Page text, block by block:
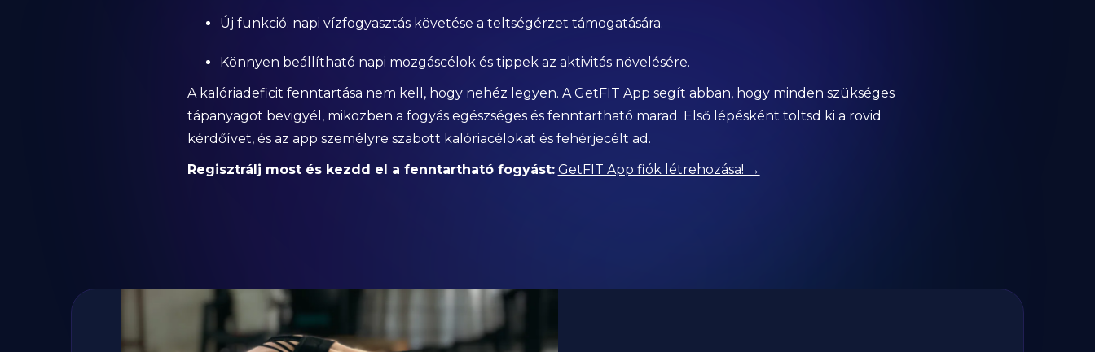
Új funkció: napi vízfogyasztás követése a teltségérzet támogatására.
Könnyen beállítható napi mozgáscélok és tippek az aktivitás növelésére.
A kalóriadeficit fenntartása nem kell, hogy nehéz legyen. A GetFIT App segít abban, hogy minden szükséges
tápanyagot bevigyél, miközben a fogyás egészséges és fenntartható marad. Első lépésként töltsd ki a rövid
kérdőívet, és az app személyre szabott kalóriacélokat és fehérjecélt ad.
Regisztrálj most és kezdd el a fenntartható fogyást: GetFIT App fiók létrehozása! →